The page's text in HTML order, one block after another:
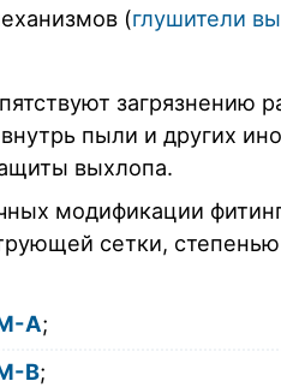
(глушители
загрязнению
пыли и других
выхлопа.
модификации
сетки,
A;
B;